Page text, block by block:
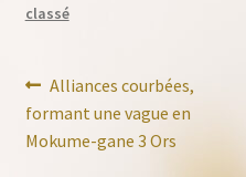
classé
Navigation
de
Article
précédent :
Alliances courbées,
formant une vague en
Mokume-gane 3 Ors